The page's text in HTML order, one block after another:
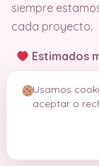
siempre
cada proyecto.
Estimados
Para
El
Usamos
aceptar o